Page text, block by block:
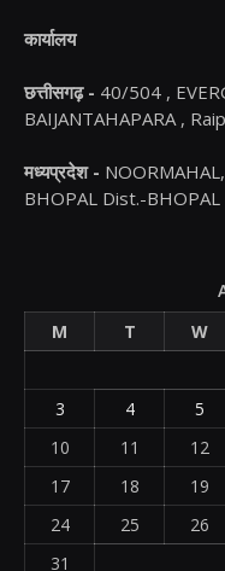
कार्यालय
छत्तीसगढ़ - 40/504 ,
BAIJANTAHAPARA ,
मध्यप्रदेश -
BHOPAL Dist.-BHOPAL
M
T W
3
4 5
10
11 12
17
18 19
24
25 26
31